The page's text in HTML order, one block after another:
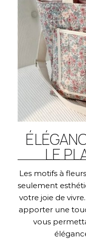
LE
Les motifs à
seulement
votre joie de
apporter une
vous